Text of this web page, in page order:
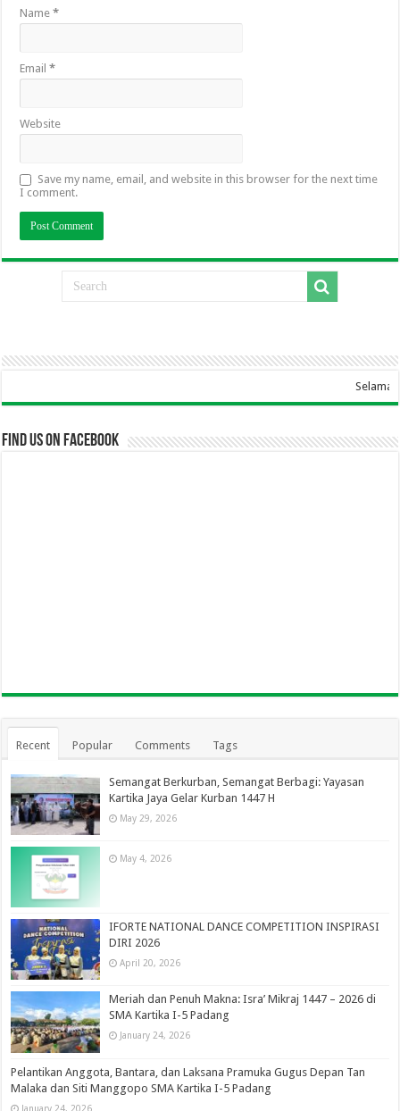
Name*
Email*
Website
Save my name, email, and website in this browser for the next time
I comment.
Selamat Datang Di
Find us on Facebook
Recent Popular Comments Tags
Semangat Berkurban, Semangat Berbagi: Yayasan
Kartika Jaya Gelar Kurban 1447 H
May 29, 2026
May 4, 2026
IFORTE NATIONAL DANCE COMPETITION INSPIRASI
DIRI 2026
April 20, 2026
Meriah dan Penuh Makna: Isra’ Mikraj 1447 – 2026 di
SMA Kartika I-5 Padang
January 24, 2026
Pelantikan Anggota, Bantara, dan Laksana Pramuka Gugus Depan Tan
Malaka dan Siti Manggopo SMA Kartika I-5 Padang
January 24, 2026